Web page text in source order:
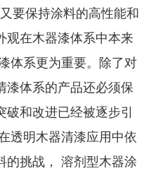
要保持涂料的高性能和
观在木器漆体系中本来
体系更为重要。除了对
漆体系的产品还必须保
和改进已经被逐步引
透明木器清漆应用中依
的挑战， 溶剂型木器涂